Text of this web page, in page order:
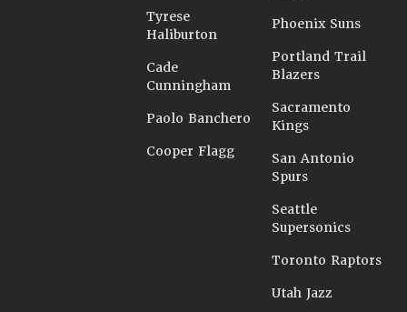
Tyrese
Haliburton
Cade
Cunningham
Paolo Banchero
Cooper Flagg
Phoenix Suns
Portland Trail
Blazers
Sacramento
Kings
San Antonio
Spurs
Seattle
Supersonics
Toronto Raptors
Utah Jazz